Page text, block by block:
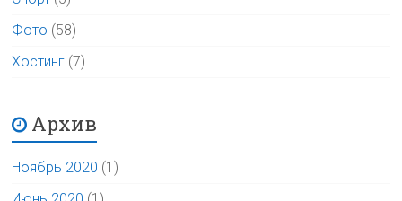
Фото (58)
Хостинг (7)
Архив
Ноябрь 2020 (1)